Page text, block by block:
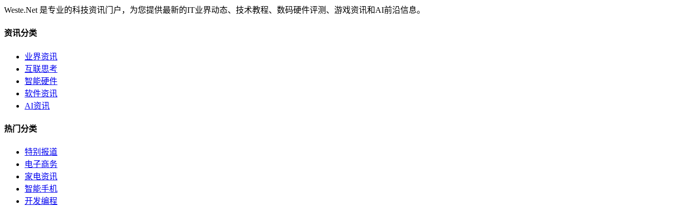
Weste.Net 是专业的科技资讯门户，为您提供最新的IT业界动态、技术教程、数码硬件评测、游戏资讯和AI前沿信息。
资讯分类
业界资讯
互联思考
智能硬件
软件资讯
AI资讯
热门分类
特别报道
电子商务
家电资讯
智能手机
开发编程